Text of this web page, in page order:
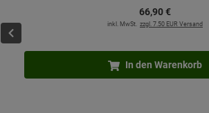
66,90€
inkl. MwSt. zzgl. 7.50 EUR Versand
In den Warenkorb